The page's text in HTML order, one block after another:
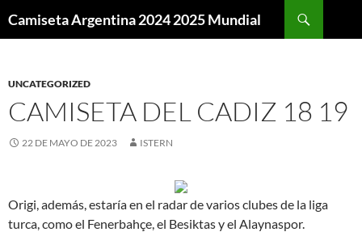
Camiseta Argentina 2024 2025 Mundial
UNCATEGORIZED
CAMISETA DEL CADIZ 18 19
22 DE MAYO DE 2023 ISTERN
Origi, además, estaría en el radar de varios clubes de la liga
turca, como el Fenerbahçe, el Besiktas y el Alaynaspor.